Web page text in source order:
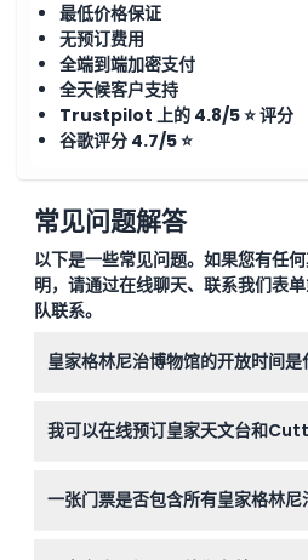
最低价格保证
无预订费用
全端到端加密支付
全天候客户支持
Trustpilot 上的 4.8/5 ⭐ 评分
谷歌评分 4.7/5 ⭐
常见问题解答
以下是一些常见问题。如果您有任
明，请通过在线聊天、联系我们
队联系。
皇家格林尼治博物馆的开放时间是
5:00，最晚入场时间为下午4:15
我可以在线预订皇家天文台和
Cutty Sark的门票。
一张门票是否包含所有皇家格林尼